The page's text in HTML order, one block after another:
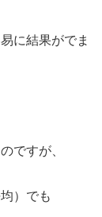
に結果がでま
ですが、
）でも